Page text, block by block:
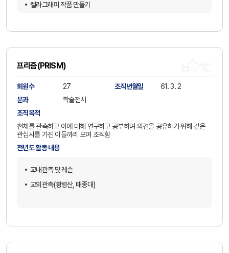
켈라그래피 작품 만들기
프리즘(PRISM)
회원수 27 조직년월일
61. 3. 2
분과
학술전시
조직목적
천체를 관측하고 이에 대해 연구하고 공부하며 의견을 공유하기 위해 같은
관심사를 가진 이들끼리 모여 조직함
전년도 활동 내용
교내관측 및 레슨
교외관측(황령산, 태종대)